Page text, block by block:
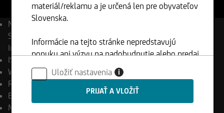
Názov
EURO STOXX®
Select Dividend 30 (Price)
Index (EUR)
ISIN
WKN
A0C4HG
Reuters .SD3E
Bloomberg
SD3E Index
Mena
materiál/reklamu a je určená len pre obyvateľov
Slovenska.
Informácie na tejto stránke nepredstavujú
ponuku ani výzvu na nadobudnutie alebo predaj
akýchkoľvek cenných papierov a nesmú byť
klientom použité v žiadnej jurisdikcií, kde je
takéto použitie zakázané.
Uložiť nastavenia i